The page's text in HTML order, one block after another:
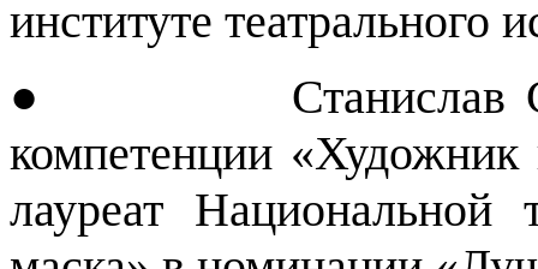
институте
● Станислав
компетенции «Художник
лауреат Национальной